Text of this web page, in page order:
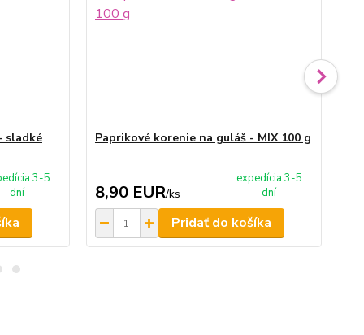
sladké
3-5
dní
Paprikové korenie na guláš - MIX 100 g
8,90 EUR/ks
expedícia 3-5
dní
Pridať do košíka